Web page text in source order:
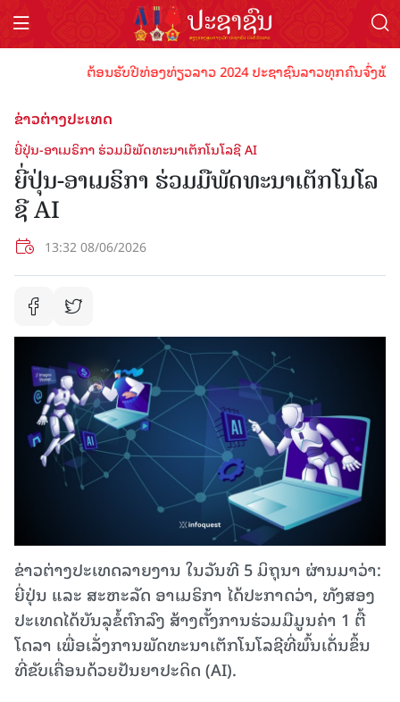
ຕ້ອນຮັບປີທ່ອງທ່ຽວລາວ 2024 ປະຊາຊົນລາວທຸກຄົນຈົ່ງພ້ອ
ຂ່າວຕ່າງປະເທດ
ຍີ່ປຸ່ນ-ອາເມຣິກາ ຮ່ວມມືພັດທະນາເຕັກໂນໂລຊີ AI
ຍີ່ປຸ່ນ-ອາເມຣິກາ ຮ່ວມມືພັດທະນາເຕັກໂນໂລ
ຊີ AI
13:32 08/06/2026
ຂ່າວຕ່າງປະເທດລາຍງານ ໃນວັນທີ 5 ມິຖຸນາ ຜ່ານມາວ່າ:
ຍີ່ປຸ່ນ ແລະ ສະຫະລັດ ອາເມຣິກາ ໄດ້ປະກາດວ່າ, ທັງສອງ
ປະເທດໄດ້ບັນລຸຂໍ້ຕົກລົງ ສ້າງຕັ້ງການຮ່ວມມືມູນຄ່າ 1 ຕື້
ໂດລາ ເພື່ອເລັ່ງການພັດທະນາເຕັກໂນໂລຊີທີ່ພົ້ນເດັ່ນຂຶ້ນ
ທີ່ຂັບເຄື່ອນດ້ວຍປັນຍາປະດິດ (AI).